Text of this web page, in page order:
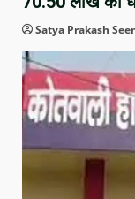
Satya Prakash